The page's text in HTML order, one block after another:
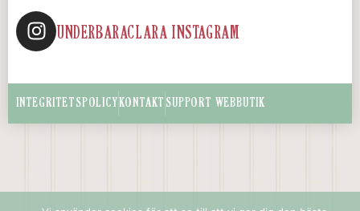
UNDERBARACLARA INSTAGRAM
INTEGRITETSPOLICYKONTAKTSUPPORT WEBBUTIK